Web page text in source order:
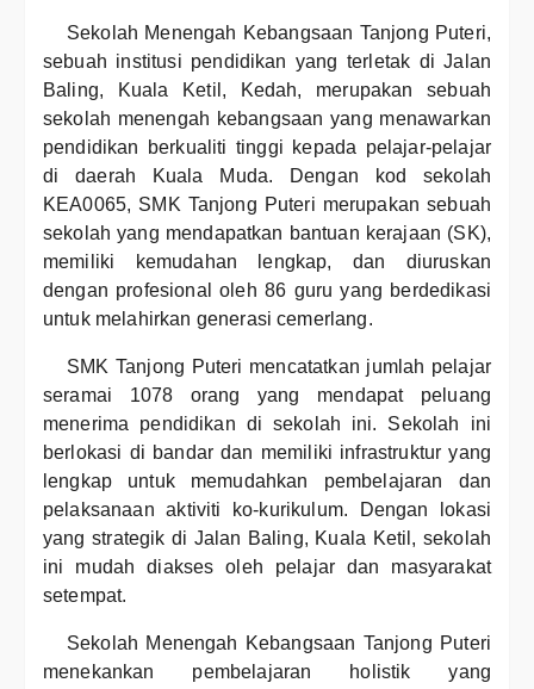
Sekolah Menengah Kebangsaan Tanjong Puteri,
sebuah institusi pendidikan yang terletak di Jalan
Baling, Kuala Ketil, Kedah, merupakan sebuah
sekolah menengah kebangsaan yang menawarkan
pendidikan berkualiti tinggi kepada pelajar-pelajar
di daerah Kuala Muda. Dengan kod sekolah
KEA0065, SMK Tanjong Puteri merupakan sebuah
sekolah yang mendapatkan bantuan kerajaan (SK),
memiliki kemudahan lengkap, dan diuruskan
dengan profesional oleh 86 guru yang berdedikasi
untuk melahirkan generasi cemerlang.
SMK Tanjong Puteri mencatatkan jumlah pelajar
seramai 1078 orang yang mendapat peluang
menerima pendidikan di sekolah ini. Sekolah ini
berlokasi di bandar dan memiliki infrastruktur yang
lengkap untuk memudahkan pembelajaran dan
pelaksanaan aktiviti ko-kurikulum. Dengan lokasi
yang strategik di Jalan Baling, Kuala Ketil, sekolah
ini mudah diakses oleh pelajar dan masyarakat
setempat.
Sekolah Menengah Kebangsaan Tanjong Puteri
menekankan pembelajaran holistik yang